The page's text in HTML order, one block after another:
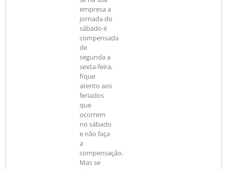
empresa a
jornada do
sábado é
compensada
de
segunda a
sexta-feira,
fique
atento aos
feriados
que
ocorrem
no sábado
e não faça
a
compensação.
Mas se